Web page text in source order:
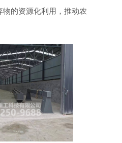
的资源化利用，推动农